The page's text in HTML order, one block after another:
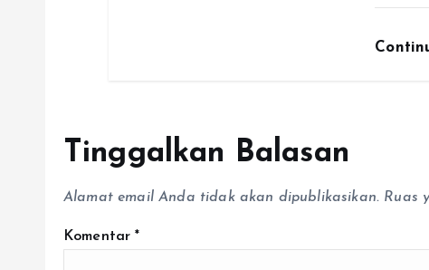
Tinggalkan Balasan
Alamat email Anda tidak akan dipublikasikan. Ruas
Komentar*